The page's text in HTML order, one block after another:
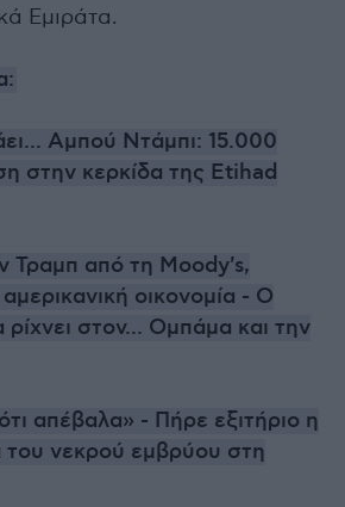
Εμιράτα.
Αμπού Ντάμπι: 15.000
στην κερκίδα της Etihad
Τραμπ από τη Moody's,
οικονομία - Ο
στον... Ομπάμα και την
απέβαλα» - Πήρε εξιτήριο η
νεκρού εμβρύου στη